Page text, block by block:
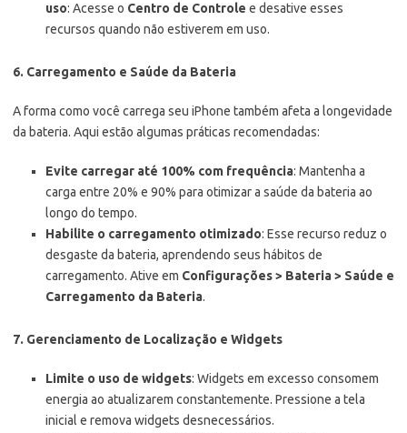
uso: Acesse o Centro de Controle e desative esses
recursos quando não estiverem em uso.
6. Carregamento e Saúde da Bateria
A forma como você carrega seu iPhone também afeta a longevidade
da bateria. Aqui estão algumas práticas recomendadas:
Evite carregar até 100% com frequência: Mantenha a
carga entre 20% e 90% para otimizar a saúde da bateria ao
longo do tempo.
Habilite o carregamento otimizado: Esse recurso reduz o
desgaste da bateria, aprendendo seus hábitos de
carregamento. Ative em Configurações > Bateria > Saúde e
Carregamento da Bateria.
7. Gerenciamento de Localização e Widgets
Limite o uso de widgets: Widgets em excesso consomem
energia ao atualizarem constantemente. Pressione a tela
inicial e remova widgets desnecessários.